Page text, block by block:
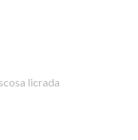
licrada